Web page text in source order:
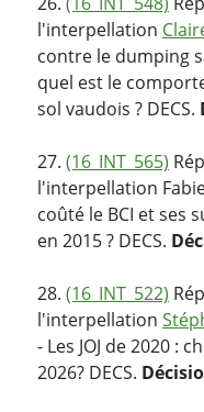
l'interpellation
contre le dumping
quel est le
sol vaudois ? DECS.
27. (16_INT_565)
l'interpellation
coûté le BCI et ses
en 2015 ? DECS.
28. (16_INT_522)
l'interpellation
- Les JOJ de 2020 :
2026? DECS.